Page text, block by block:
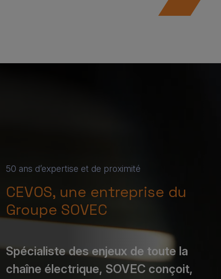
50 ans d’expertise et de proximité
CEVOS, une entreprise du
Groupe SOVEC
Spécialiste des enjeux de toute la
chaîne électrique, SOVEC conçoit,